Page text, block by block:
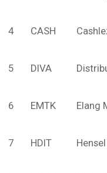
4 CASH
5 DIVA
6 EMTK Elang
7 HDIT